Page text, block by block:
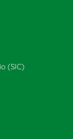
(SIC)